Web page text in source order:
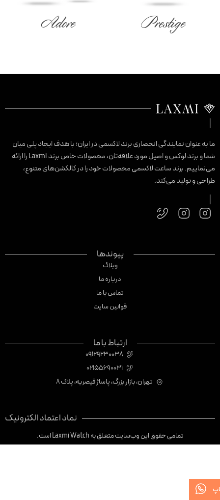
Prestige
Adore
به عنوان نمایندگی انحصاری برند لاکسمی در ایران؛ با هدف ایجاد پلی میان
شما و برند لوکس و اصیل مورد علاقه‌تان، محصولات خاص برند Laxmi را ارائه
برند ساعت لاکسمی محصولات خود را در کالکشن‌های متنوع،
و تولید می‌کند.
پیوندها
وبلاگ
درباره ما
تماس با ما
قوانین سایت
ارتباط با ما
09129230038
02155690031
تهران، بازار بزرگ، پاساژ قیصریه، پلاک 8
نماد اعتماد الکترونیک
تمامی حقوق این وب‌سایت متعلق به Laxmi Watch است.